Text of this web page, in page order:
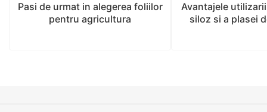
Pasi de urmat in alegerea foliilor
pentru agricultura
Avantajele
siloz si a plasei